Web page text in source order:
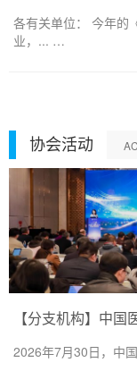
各有关单位： 今年的
业，... …
协会活动
2026年7月30日，中